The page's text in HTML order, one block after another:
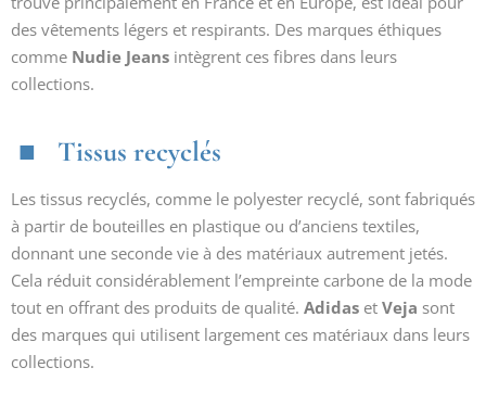
des vêtements légers et respirants. Des marques éthiques
comme Nudie Jeans intègrent ces fibres dans leurs
collections.
Tissus recyclés
Les tissus recyclés, comme le polyester recyclé, sont fabriqués
à partir de bouteilles en plastique ou d’anciens textiles,
donnant une seconde vie à des matériaux autrement jetés.
Cela réduit considérablement l’empreinte carbone de la mode
tout en offrant des produits de qualité. Adidas et Veja sont
des marques qui utilisent largement ces matériaux dans leurs
collections.